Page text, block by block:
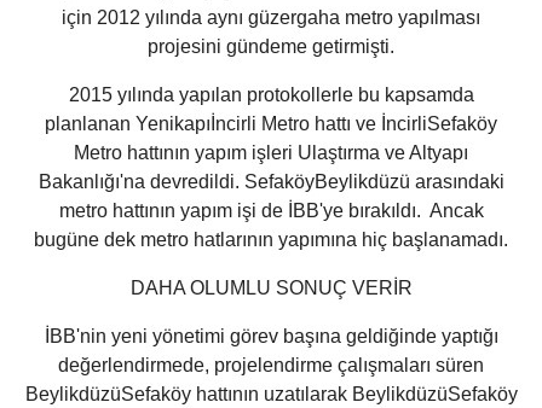
için 2012 yılında aynı güzergaha metro yapılması
projesini gündeme getirmişti.
2015 yılında yapılan protokollerle bu kapsamda
planlanan Yenikapıİncirli Metro hattı ve İncirliSefaköy
Metro hattının yapım işleri Ulaştırma ve Altyapı
Bakanlığı'na devredildi. SefaköyBeylikdüzü arasındaki
metro hattının yapım işi de İBB'ye bırakıldı. Ancak
bugüne dek metro hatlarının yapımına hiç başlanamadı.
DAHA OLUMLU SONUÇ VERİR
İBB'nin yeni yönetimi görev başına geldiğinde yaptığı
değerlendirmede, projelendirme çalışmaları süren
BeylikdüzüSefaköy hattının uzatılarak BeylikdüzüSefaköy